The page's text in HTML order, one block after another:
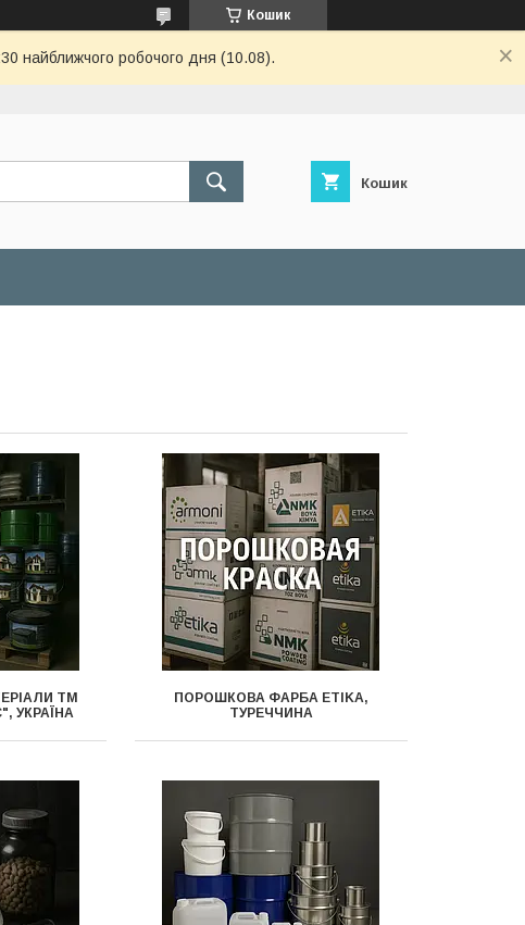
Кошик
найближчого робочого дня (10.08).
Кошик
ТМ
УКРАЇНА
ПОРОШКОВА ФАРБА ETIKA,
ТУРЕЧЧИНА